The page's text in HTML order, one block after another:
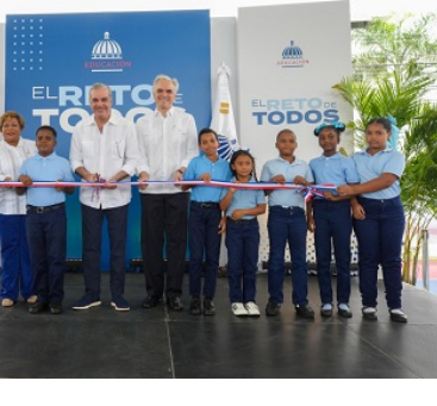
Hospiten Santo Domingo
SALUD
antes del inicio del año lectivo 2026-2027